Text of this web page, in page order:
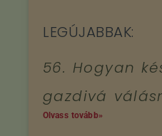
LEGÚJABBAK:
56. Hogyan
gazdivá
Olvass tovább»